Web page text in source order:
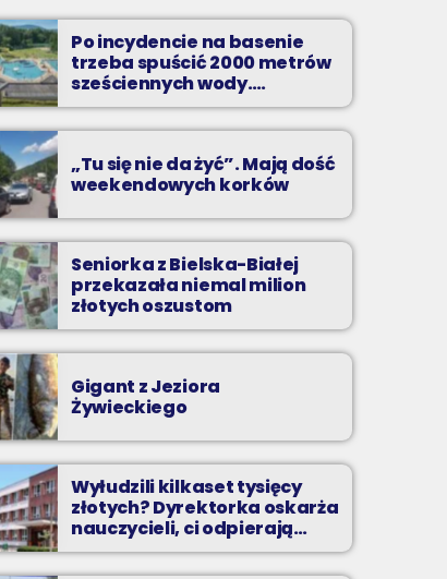
Podbeskidziu! Konkursy, akcje radiowe,
rozmowy i oczywiście - starannie
wyselekcjonowane przeboje non-stop!
Po incydencie na basenie
trzeba spuścić 2000 metrów
sześciennych wody.
„Ogromne koszty i ogromna
praca”
„Tu się nie da żyć”. Mają dość
weekendowych korków
Seniorka z Bielska-Białej
przekazała niemal milion
złotych oszustom
Gigant z Jeziora
Żywieckiego
Wyłudzili kilkaset tysięcy
złotych? Dyrektorka oskarża
nauczycieli, ci odpierają
zarzuty